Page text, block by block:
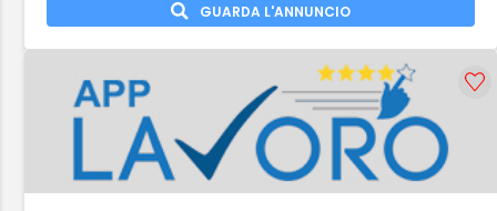
GUARDA L'ANNUNCIO